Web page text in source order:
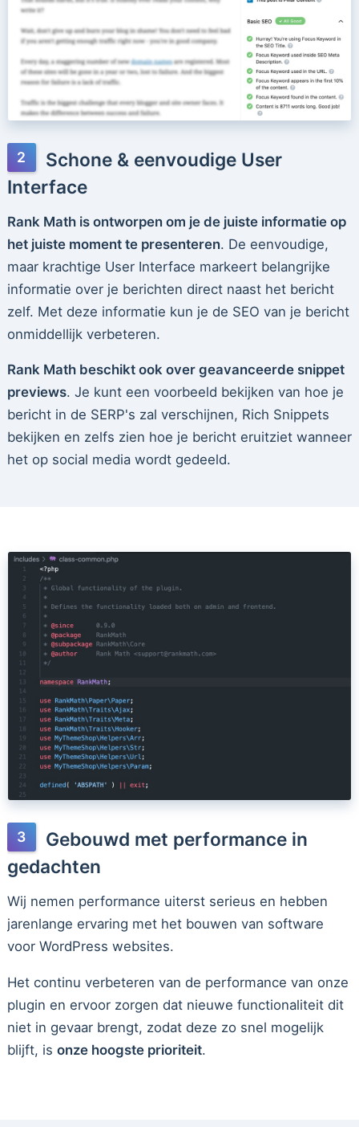
Schone & eenvoudige User
Interface
Rank Math is ontworpen om je de juiste informatie op
het juiste moment te presenteren. De eenvoudige,
maar krachtige User Interface markeert belangrijke
informatie over je berichten direct naast het bericht
zelf. Met deze informatie kun je de SEO van je bericht
onmiddellijk verbeteren.
Rank Math beschikt ook over geavanceerde snippet
previews. Je kunt een voorbeeld bekijken van hoe je
bericht in de SERP's zal verschijnen, Rich Snippets
bekijken en zelfs zien hoe je bericht eruitziet wanneer
het op social media wordt gedeeld.
Gebouwd met performance in
gedachten
Wij nemen performance uiterst serieus en hebben
jarenlange ervaring met het bouwen van software
voor WordPress websites.
Het continu verbeteren van de performance van onze
plugin en ervoor zorgen dat nieuwe functionaliteit dit
niet in gevaar brengt, zodat deze zo snel mogelijk
blijft, is onze hoogste prioriteit.